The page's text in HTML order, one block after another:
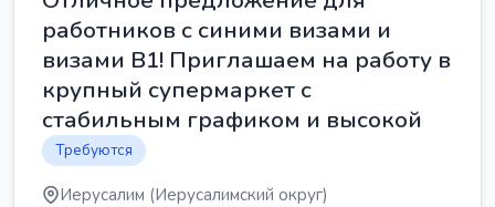
работников с синими визами и
визами B1! Приглашаем на работу в
крупный супермаркет с
стабильным графиком и высокой
Требуются
Иерусалим (Иерусалимский округ)